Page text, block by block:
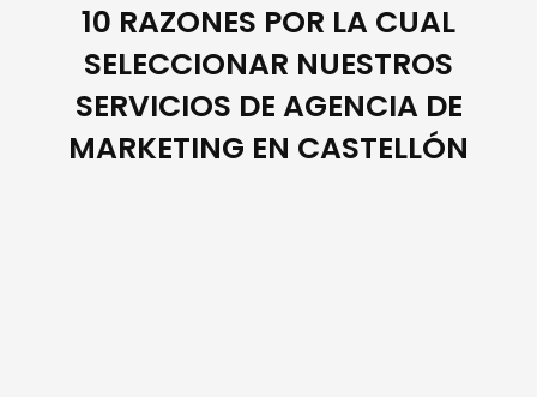
10 RAZONES POR LA CUAL
SELECCIONAR NUESTROS
SERVICIOS DE AGENCIA DE
MARKETING EN CASTELLÓN